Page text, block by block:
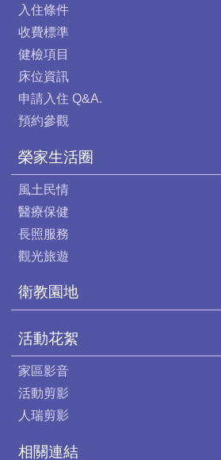
入住條件
收費標準
健檢項目
床位資訊
申請入住 Q&A.
預約參觀
榮家生活圈
風土民情
醫療保健
長照服務
觀光旅遊
衛教園地
活動花絮
家區影音
活動剪影
人瑞剪影
相關連結